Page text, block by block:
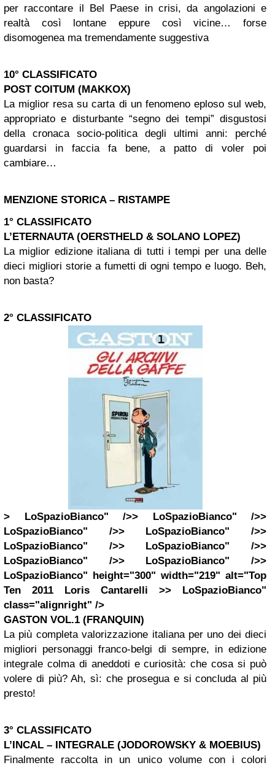
per raccontare il Bel Paese in crisi, da angolazioni e
realtà così lontane eppure così vicine… forse
disomogenea ma tremendamente suggestiva
10° CLASSIFICATO
POST COITUM (MAKKOX)
La miglior resa su carta di un fenomeno eploso sul web,
appropriato e disturbante “segno dei tempi” disgustosi
della cronaca socio-politica degli ultimi anni: perché
guardarsi in faccia fa bene, a patto di voler poi
cambiare…
MENZIONE STORICA – RISTAMPE
1° CLASSIFICATO
L’ETERNAUTA (OERSTHELD & SOLANO LOPEZ)
La miglior edizione italiana di tutti i tempi per una delle
dieci migliori storie a fumetti di ogni tempo e luogo. Beh,
non basta?
2° CLASSIFICATO
> LoSpazioBianco" />> LoSpazioBianco" />>
LoSpazioBianco" />> LoSpazioBianco" />>
LoSpazioBianco" />> LoSpazioBianco" />>
LoSpazioBianco" />> LoSpazioBianco" />>
LoSpazioBianco" height="300" width="219" alt="Top
Ten 2011 Loris Cantarelli >> LoSpazioBianco"
class="alignright" />
GASTON VOL.1 (FRANQUIN)
La più completa valorizzazione italiana per uno dei dieci
migliori personaggi franco-belgi di sempre, in edizione
integrale colma di aneddoti e curiosità: che cosa si può
volere di più? Ah, sì: che prosegua e si concluda al più
presto!
3° CLASSIFICATO
L’INCAL – INTEGRALE (JODOROWSKY & MOEBIUS)
Finalmente raccolta in un unico volume con i colori